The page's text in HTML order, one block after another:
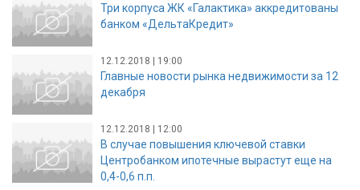
Три корпуса ЖК «Галактика» аккредитованы
банком «ДельтаКредит»
12.12.2018 | 19:00
Главные новости рынка недвижимости за 12
декабря
12.12.2018 | 12:00
В случае повышения ключевой ставки
Центробанком ипотечные вырастут еще на
0,4-0,6 п.п.